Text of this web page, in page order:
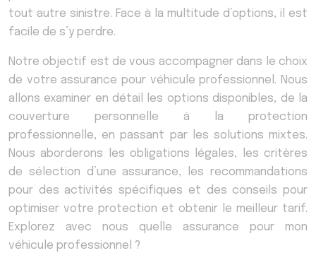
tout autre sinistre. Face à la multitude d’options, il est
facile de s’y perdre.
Notre objectif est de vous accompagner dans le choix
de votre assurance pour véhicule professionnel. Nous
allons examiner en détail les options disponibles, de la
couverture personnelle à la protection
professionnelle, en passant par les solutions mixtes.
Nous aborderons les obligations légales, les critères
de sélection d’une assurance, les recommandations
pour des activités spécifiques et des conseils pour
optimiser votre protection et obtenir le meilleur tarif.
Explorez avec nous quelle assurance pour mon
véhicule professionnel ?